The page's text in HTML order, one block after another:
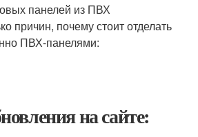
панелей из ПВХ
причин, почему стоит отделать
ПВХ-панелями:
на сайте: